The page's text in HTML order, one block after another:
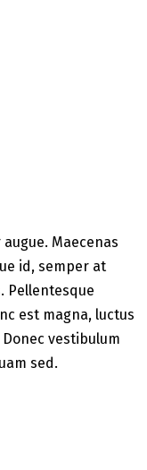
Maecenas
id, semper at
Pellentesque
est magna, luctus
vestibulum
sed.